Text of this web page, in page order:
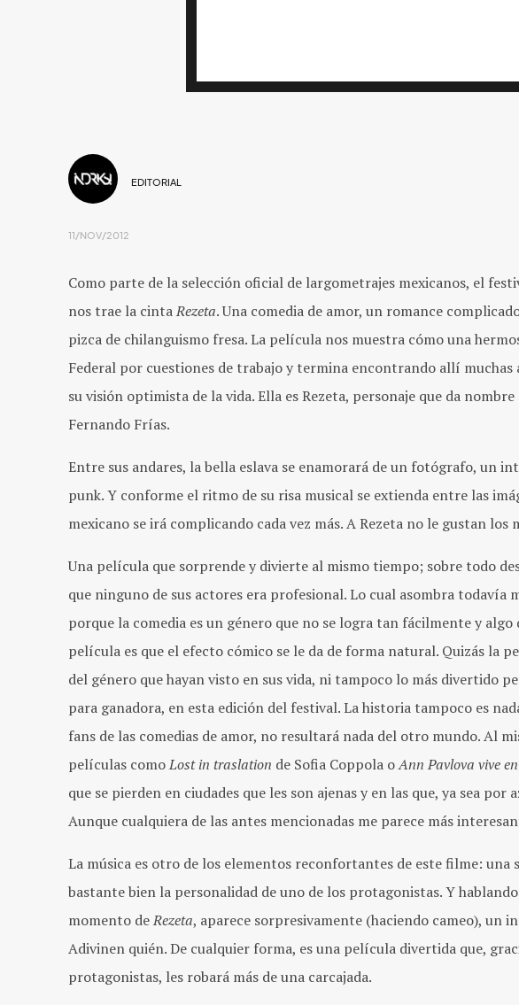
EDITORIAL
11/NOV/2012
Como parte de la selección oficial de largometrajes mexicanos, el
nos trae la cintaRezeta. Una comedia de amor, un romance
pizca de chilanguismo fresa. La película nos muestra cómo una
Federal por cuestiones de trabajo y termina encontrando allí
su visión optimista de la vida. Ella es Rezeta, personaje que da
Fernando Frías.
Entre sus andares, la bella eslava se enamorará de un fotógrafo, un
punk. Y conforme el ritmo de su risa musical se extienda entre las
mexicano se irá complicando cada vez más. A Rezeta no le gustan los
Una película que sorprende y divierte al mismo tiempo; sobre todo
que ninguno de sus actores era profesional. Lo cual asombra todavía
porque la comedia es un género que no se logra tan fácilmente y algo
película es que el efecto cómico se le da de forma natural. Quizás la
del género que hayan visto en sus vida, ni tampoco lo más divertido
para ganadora, en esta edición del festival. La historia tampoco es
fans de las comedias de amor, no resultará nada del otro mundo. Al
películas comoLost in traslation de Sofia Coppola oAnn Pavlova vive
que se pierden en ciudades que les son ajenas y en las que, ya sea
Aunque cualquiera de las antes mencionadas me parece más
La música es otro de los elementos reconfortantes de este filme:
bastante bien la personalidad de uno de los protagonistas. Y
momento deRezeta, aparece sorpresivamente (haciendo cameo), un
Adivinen quién. De cualquier forma, es una película divertida que,
protagonistas, les robará más de una carcajada.